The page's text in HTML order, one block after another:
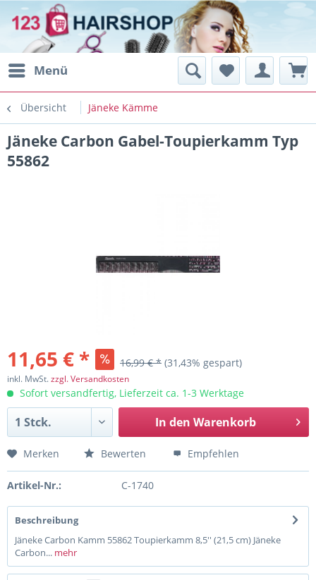
Menü
Übersicht Jäneke Kämme
Jäneke Carbon Gabel-Toupierkamm Typ
55862
11,65 € * 16,99 € * (31,43% gespart)
inkl. MwSt.zzgl. Versandkosten
Sofort versandfertig, Lieferzeit ca. 1-3 Werktage
In den Warenkorb
Merken Bewerten Empfehlen
Artikel-Nr.: C-1740
Beschreibung
Jäneke Carbon Kamm 55862 Toupierkamm 8,5'' (21,5 cm) Jäneke
Carbon... mehr